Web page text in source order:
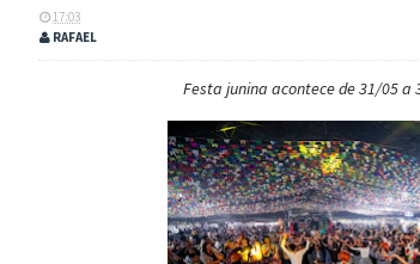
17:03
RAFAEL
Festa junina acontece de 31/05